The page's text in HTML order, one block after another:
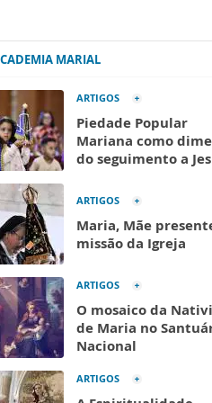
MARIAL
ARTIGOS
Piedade Popular
Mariana como
do seguimento a
ARTIGOS
Maria, Mãe
missão da Igreja
ARTIGOS
O mosaico da
de Maria no
Nacional
ARTIGOS